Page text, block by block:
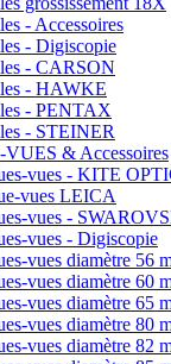
- Accessoires
- Digiscopie
- CARSON
- HAWKE
- PENTAX
- STEINER
& Accessoires
vues - KITE
vues LEICA
vues -
vues - Digiscopie
vues diamètre 56
vues diamètre 60
vues diamètre 65
vues diamètre 80
vues diamètre 82